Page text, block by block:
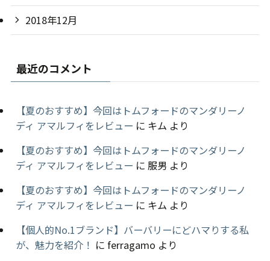
2018年12月
最近のコメント
【夏のおすすめ】今回はトムフォードのマンダリーノ
ディ アマルフィをレビュー に キム より
【夏のおすすめ】今回はトムフォードのマンダリーノ
ディ アマルフィをレビュー に 服男 より
【夏のおすすめ】今回はトムフォードのマンダリーノ
ディ アマルフィをレビュー に キム より
【個人的No.1ブランド】バーバリーにどハマりする私
が、魅力を紹介！ に ferragamo より